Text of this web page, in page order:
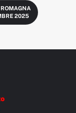
ROMAGNA
2025